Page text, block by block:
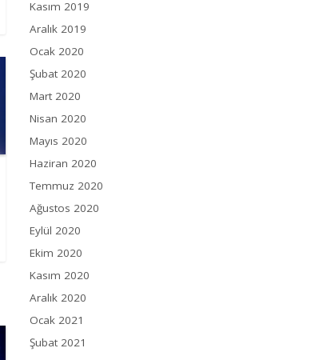
Kasım 2019
Aralık 2019
Ocak 2020
Şubat 2020
Mart 2020
Nisan 2020
Mayıs 2020
Haziran 2020
Temmuz 2020
Ağustos 2020
Eylül 2020
Ekim 2020
Kasım 2020
Aralık 2020
Ocak 2021
Şubat 2021